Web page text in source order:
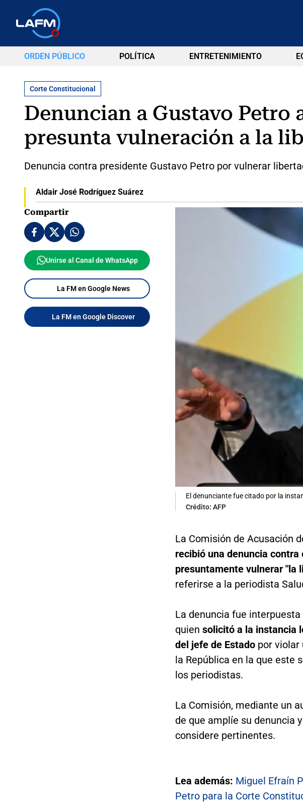
ORDEN PÚBLICO POLÍTICA ENTRETENIMIENTO
Corte Constitucional
Denuncian a Gustavo
presunta vulneración a la
Denuncia contra presidente Gustavo Petro por vulnerar
Aldair José Rodríguez Suárez
Compartir
Unirse al Canal de WhatsApp
La FM en Google News
La FM en Google Discover
El denunciante fue citado por la
Crédito: AFP
La Comisión de Acusación
recibió una denuncia
presuntamente vulnerar "la
referirse a la periodista
La denuncia fue
quien solicitó a la instancia
del jefe de Estado por violar
la República en la que
los periodistas.
La Comisión, mediante un
de que amplíe su denuncia
considere pertinentes.
Lea además: Miguel Efraín
Petro para la Corte